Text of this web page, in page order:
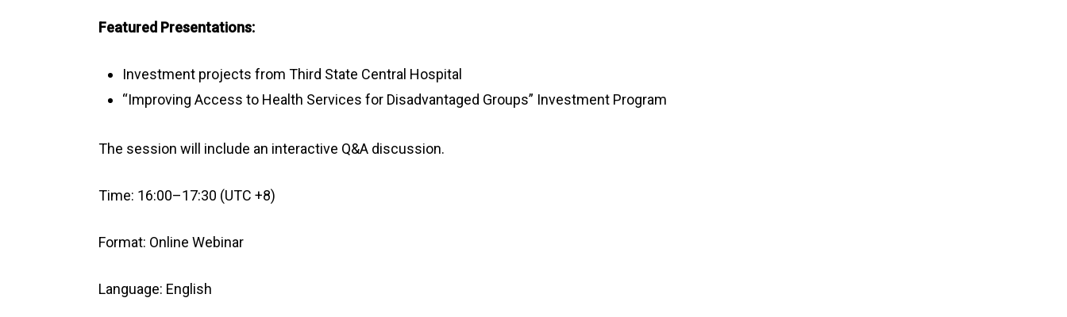
Featured Presentations:
Investment projects from Third State Central Hospital
“Improving Access to Health Services for Disadvantaged Groups” Investment Program
The session will include an interactive Q&A discussion.
Time: 16:00–17:30 (UTC +8)
Format: Online Webinar
Language: English